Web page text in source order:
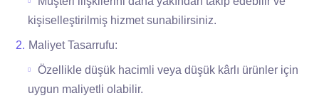
kişiselleştirilmiş hizmet sunabilirsiniz.
Maliyet Tasarrufu:
Özellikle düşük hacimli veya düşük kârlı ürünler için
uygun maliyetli olabilir.